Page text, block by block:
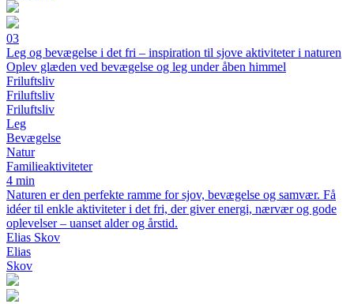
03
Leg og bevægelse i det fri – inspiration til sjove aktiviteter i naturen
Oplev glæden ved bevægelse og leg under åben himmel
Friluftsliv
Friluftsliv
Friluftsliv
Leg
Bevægelse
Natur
Familieaktiviteter
4 min
Naturen er den perfekte ramme for sjov, bevægelse og samvær. Få
idéer til enkle aktiviteter i det fri, der giver energi, nærvær og gode
oplevelser – uanset alder og årstid.
Elias Skov
Elias
Skov